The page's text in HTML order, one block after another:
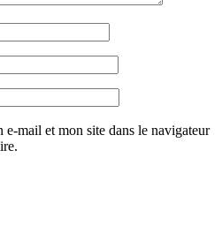
mail et mon site dans le navigateur